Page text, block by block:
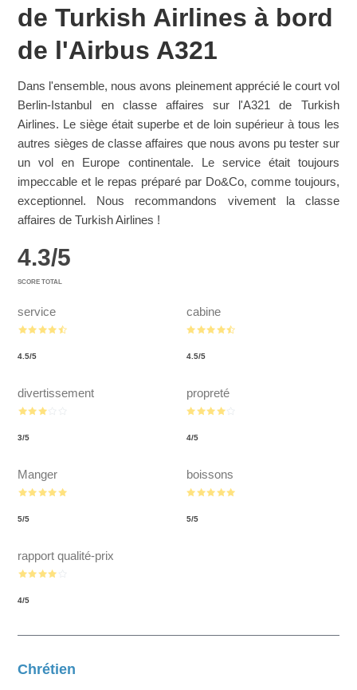
de Turkish Airlines à bord
de l'Airbus A321
Dans l'ensemble, nous avons pleinement apprécié le court vol
Berlin-Istanbul en classe affaires sur l'A321 de Turkish
Airlines. Le siège était superbe et de loin supérieur à tous les
autres sièges de classe affaires que nous avons pu tester sur
un vol en Europe continentale. Le service était toujours
impeccable et le repas préparé par Do&Co, comme toujours,
exceptionnel. Nous recommandons vivement la classe
affaires de Turkish Airlines !
service
4.5/5
cabine
4.5/5
divertissement
3/5
propreté
4/5
Manger
5/5
boissons
5/5
rapport qualité-prix
4/5
4.3/5
SCORE TOTAL
Chrétien